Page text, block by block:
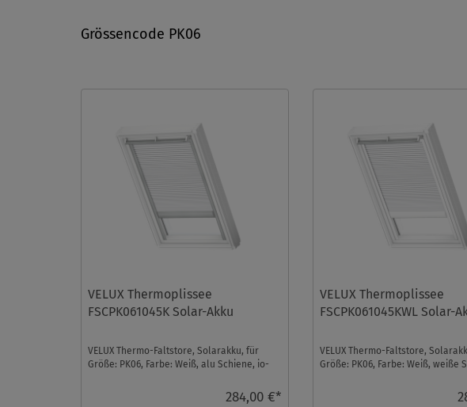
Grössencode PK06
VELUX Thermoplissee
FSCPK061045K Solar-Akku
VELUX Thermo-Faltstore, Solarakku, für
Größe: PK06, Farbe: Weiß, alu Schiene, io-
284,00 €*
VELUX Thermoplissee
FSCPK061045KWL Solar-
VELUX Thermo-Faltstore,
Größe: PK06, Farbe: Weiß, weiße